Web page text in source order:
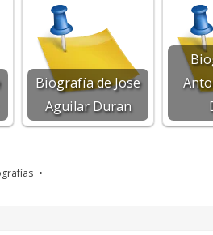
Biografía de Jose
Aguilar Duran